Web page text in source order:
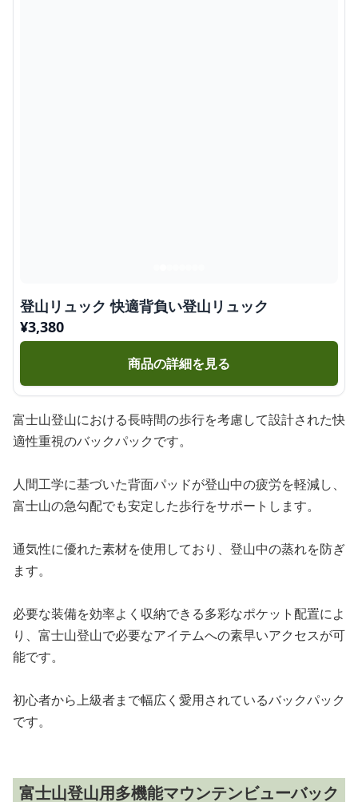
登山リュック 快適背負い登山リュック
¥3,380
商品の詳細を見る
富士山登山における長時間の歩行を考慮して設計された快
適性重視のバックパックです。
人間工学に基づいた背面パッドが登山中の疲労を軽減し、
富士山の急勾配でも安定した歩行をサポートします。
通気性に優れた素材を使用しており、登山中の蒸れを防ぎ
ます。
必要な装備を効率よく収納できる多彩なポケット配置によ
り、富士山登山で必要なアイテムへの素早いアクセスが可
能です。
初心者から上級者まで幅広く愛用されているバックパック
です。
富士山登山用多機能マウンテンビューバック